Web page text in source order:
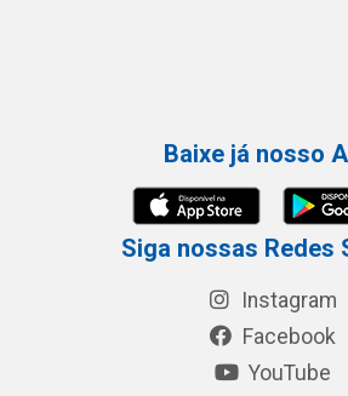
Baixe já nosso
Siga nossas Redes
Instagram
Facebook
YouTube